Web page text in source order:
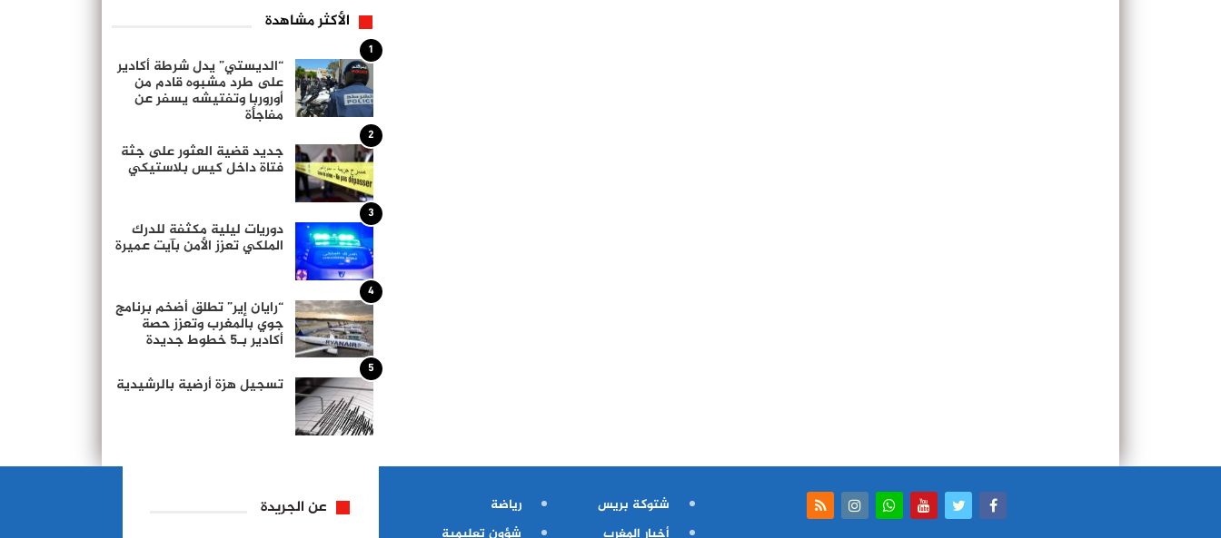
الأكثر مشاهدة
1
“الديستي” يدل شرطة أكادير
على طرد مشبوه قادم من
أوروربا وتفتيشه يسفر عن
مفاجأة
2
جديد قضية العثور على جثة
فتاة داخل كيس بلاستيكي
3
دوريات ليلية مكثفة للدرك
الملكي تعزز الأمن بآيت عميرة
4
“رايان إير” تطلق أضخم برنامج
جوي بالمغرب وتعزز حصة
أكادير بـ5 خطوط جديدة
5
تسجيل هزة أرضية بالرشيدية
شتوكة بريس
أخبار المغرب
رياضة
شؤون تعليمية
عن الجريدة